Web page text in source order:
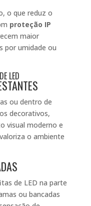
o que reduz o
proteção IP
maior
por umidade ou
LED
ou dentro de
decorativos,
visual moderno e
o ambiente
de LED na parte
ou bancadas